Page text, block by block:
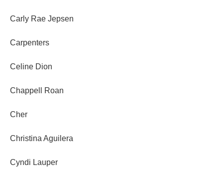
Carly Rae Jepsen
Carpenters
Celine Dion
Chappell Roan
Cher
Christina Aguilera
Cyndi Lauper